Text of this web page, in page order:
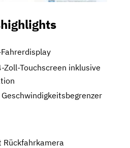
Zoll-Touchscreen inklusive
Rückfahrkamera